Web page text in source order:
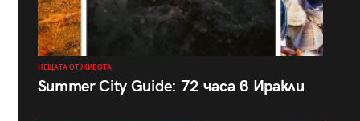
НЕЩАТА ОТ ЖИВОТА
Summer City Guide: 72 часа в Иракли